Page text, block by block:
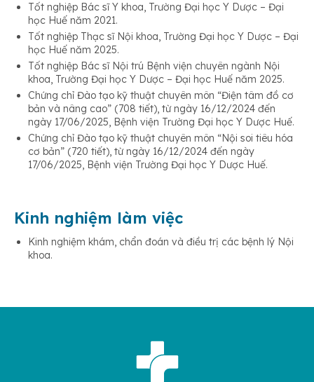
Tốt nghiệp Bác sĩ Y khoa, Trường Đại học Y Dược – Đại
học Huế năm 2021.
Tốt nghiệp Thạc sĩ Nội khoa, Trường Đại học Y Dược – Đại
học Huế năm 2025.
Tốt nghiệp Bác sĩ Nội trú Bệnh viện chuyên ngành Nội
khoa, Trường Đại học Y Dược – Đại học Huế năm 2025.
Chứng chỉ Đào tạo kỹ thuật chuyên môn “Điện tâm đồ cơ
bản và nâng cao” (708 tiết), từ ngày 16/12/2024 đến
ngày 17/06/2025, Bệnh viện Trường Đại học Y Dược Huế.
Chứng chỉ Đào tạo kỹ thuật chuyên môn “Nội soi tiêu hóa
cơ bản” (720 tiết), từ ngày 16/12/2024 đến ngày
17/06/2025, Bệnh viện Trường Đại học Y Dược Huế.
Kinh nghiệm làm việc
Kinh nghiệm khám, chẩn đoán và điều trị các bệnh lý Nội
khoa.